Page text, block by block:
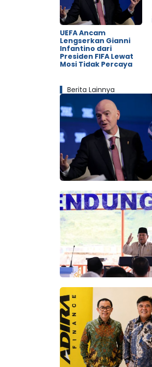
UEFA Ancam
Lengserkan Gianni
Infantino dari
Presiden FIFA Lewat
Mosi Tidak Percaya
Berita Lainnya